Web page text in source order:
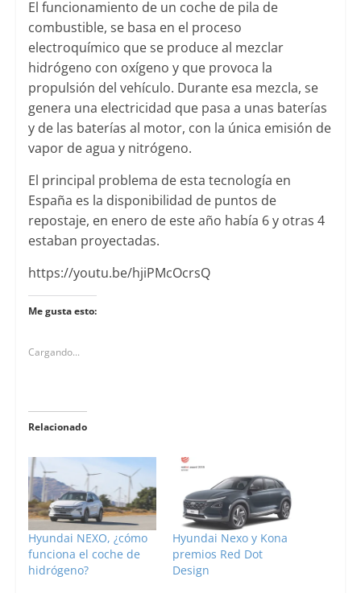
El funcionamiento de un coche de pila de
combustible, se basa en el proceso
electroquímico que se produce al mezclar
hidrógeno con oxígeno y que provoca la
propulsión del vehículo. Durante esa mezcla, se
genera una electricidad que pasa a unas baterías
y de las baterías al motor, con la única emisión de
vapor de agua y nitrógeno.
El principal problema de esta tecnología en
España es la disponibilidad de puntos de
repostaje, en enero de este año había 6 y otras 4
estaban proyectadas.
https://youtu.be/hjiPMcOcrsQ
Me gusta esto:
Cargando...
Relacionado
Hyundai NEXO, ¿cómo
funciona el coche de
hidrógeno?
Hyundai Nexo y Kona
premios Red Dot
Design